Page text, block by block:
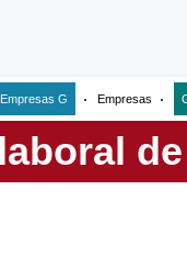
Empresas G Empresas